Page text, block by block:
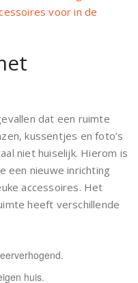
voor in de
dat een ruimte
kussentjes en foto’s
niet huiselijk. Hierom is
een nieuwe inrichting
accessoires. Het
heeft verschillende
huis.